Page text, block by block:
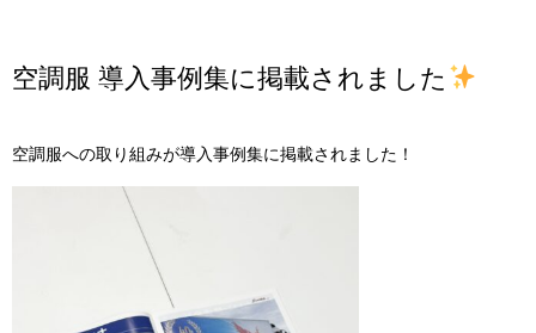
空調服 導入事例集に掲載されました
空調服への取り組みが導入事例集に掲載されました！